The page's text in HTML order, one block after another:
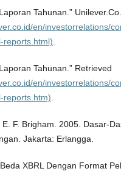
Tahunan.”
en/investorrelations/
reports.html)
Tahunan.” Retrieved
en/investorrelations/
reports.htm)
F. Brigham. 2005. Dasar-
Jakarta: Erlangga.
XBRL Dengan Format